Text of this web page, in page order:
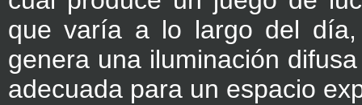
que varía a lo largo del
genera una iluminación
adecuada para un espacio